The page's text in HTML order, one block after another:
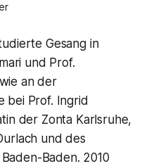
Gesang in
und Prof.
an der
bei Prof. Ingrid
der Zonta Karlsruhe,
und des
Baden. 2010